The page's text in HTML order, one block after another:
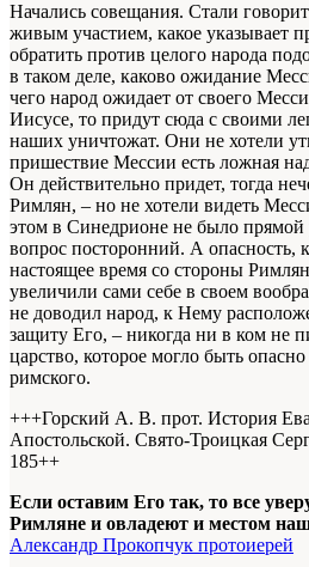
Начались совещания. Стали
живым участием, какое указывает
обратить против целого народа
в таком деле, каково ожидание
чего народ ожидает от своего
Иисусе, то придут сюда с своими
наших уничтожат. Они не хотели
пришествие Мессии есть ложная
Он действительно придет, тогда
Римлян, – но не хотели видеть
этом в Синедрионе не было прямой
вопрос посторонний. А опасность,
настоящее время со стороны
увеличили сами себе в своем
не доводил народ, к Нему
защиту Его, – никогда ни в ком не
царство, которое могло быть
римского.
+++Горский А. В. прот. История
Апостольской. Свято-Троицкая
185++
Если оставим Его так, то все
Римляне и овладеют и местом
Александр Прокопчук протоиерей